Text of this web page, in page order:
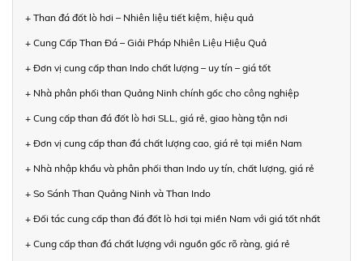
+ Than đá đốt lò hơi – Nhiên liệu tiết kiệm, hiệu quả
+ Cung Cấp Than Đá – Giải Pháp Nhiên Liệu Hiệu Quả
+ Đơn vị cung cấp than Indo chất lượng – uy tín – giá tốt
+ Nhà phân phối than Quảng Ninh chính gốc cho công nghiệp
+ Cung cấp than đá đốt lò hơi SLL, giá rẻ, giao hàng tận nơi
+ Đơn vị cung cấp than đá chất lượng cao, giá rẻ tại miền Nam
+ Nhà nhập khẩu và phân phối than Indo uy tín, chất lượng, giá rẻ
+ So Sánh Than Quảng Ninh và Than Indo
+ Đối tác cung cấp than đá đốt lò hơi tại miền Nam với giá tốt nhất
+ Cung cấp than đá chất lượng với nguồn gốc rõ ràng, giá rẻ